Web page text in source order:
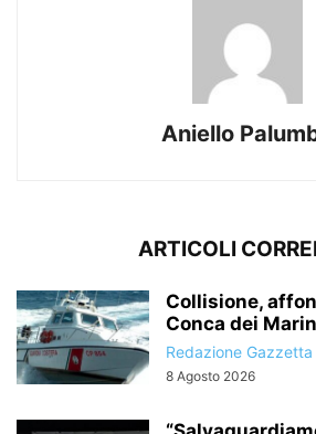
Aniello
ARTICOLI
Collisione,
Conca dei
Redazione
8 Agosto 2026